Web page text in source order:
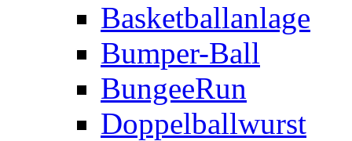
Basketballanlage
Bumper-Ball
BungeeRun
Doppelballwurst